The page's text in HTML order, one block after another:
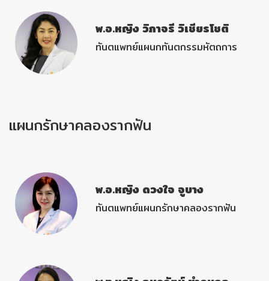
พ.อ.หญิง วิภาจรี วิเชียรโชติ
ทันตแพทย์แผนกทันตกรรมหัตถการ
แผนกรักษาคลองรากฟัน
พ.อ.หญิง ดวงใจ จูบาง
ทันตแพทย์แผนกรักษาคลองรากฟัน